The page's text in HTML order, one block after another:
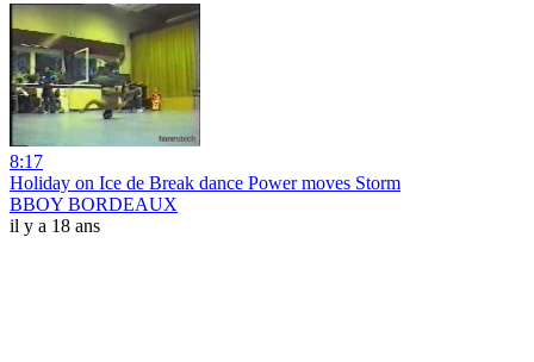
8:17
Holiday on Ice de Break dance Power moves Storm
BBOY BORDEAUX
il y a 18 ans